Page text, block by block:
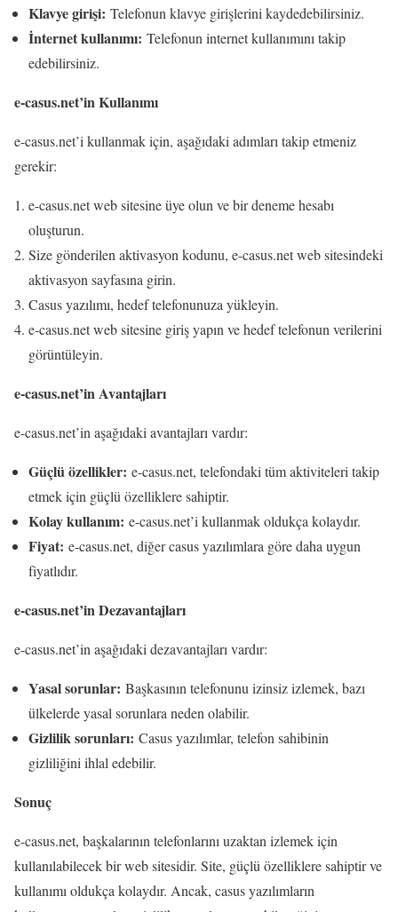
Klavye girişi: Telefonun klavye girişlerini kaydedebilirsiniz.
İnternet kullanımı: Telefonun internet kullanımını takip
edebilirsiniz.
e-casus.net’in Kullanımı
e-casus.net’i kullanmak için, aşağıdaki adımları takip etmeniz
gerekir:
e-casus.net web sitesine üye olun ve bir deneme hesabı
oluşturun.
Size gönderilen aktivasyon kodunu, e-casus.net web sitesindeki
aktivasyon sayfasına girin.
Casus yazılımı, hedef telefonunuza yükleyin.
e-casus.net web sitesine giriş yapın ve hedef telefonun verilerini
görüntüleyin.
e-casus.net’in Avantajları
e-casus.net’in aşağıdaki avantajları vardır:
Güçlü özellikler: e-casus.net, telefondaki tüm aktiviteleri takip
etmek için güçlü özelliklere sahiptir.
Kolay kullanım: e-casus.net’i kullanmak oldukça kolaydır.
Fiyat: e-casus.net, diğer casus yazılımlara göre daha uygun
fiyatlıdır.
e-casus.net’in Dezavantajları
e-casus.net’in aşağıdaki dezavantajları vardır:
Yasal sorunlar: Başkasının telefonunu izinsiz izlemek, bazı
ülkelerde yasal sorunlara neden olabilir.
Gizlilik sorunları: Casus yazılımlar, telefon sahibinin
gizliliğini ihlal edebilir.
Sonuç
e-casus.net, başkalarının telefonlarını uzaktan izlemek için
kullanılabilecek bir web sitesidir. Site, güçlü özelliklere sahiptir ve
kullanımı oldukça kolaydır. Ancak, casus yazılımların